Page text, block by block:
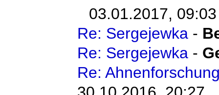
03.01.2017, 09:03
Re: Sergejewka -
Re: Sergejewka -
Re: